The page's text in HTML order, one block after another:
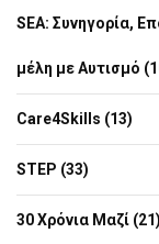
SEA: Συνηγορία,
μέλη με Αυτισμό
Care4Skills (13)
STEP (33)
30 Χρόνια Μαζί (21)